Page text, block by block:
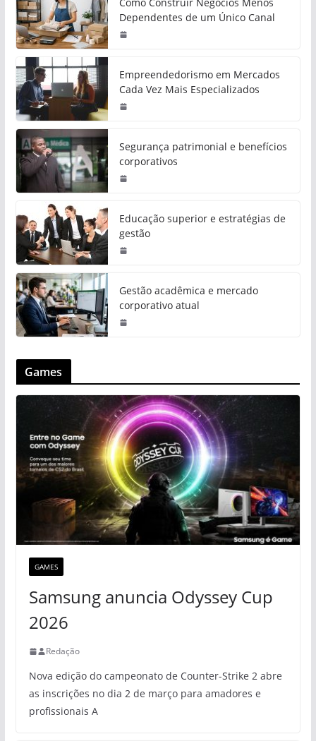
Como Construir Negócios Menos
Dependentes de um Único Canal
Empreendedorismo em Mercados
Cada Vez Mais Especializados
Segurança patrimonial e benefícios
corporativos
Educação superior e estratégias de
gestão
Gestão acadêmica e mercado
corporativo atual
Games
GAMES
Samsung anuncia Odyssey Cup
2026
Redação
Nova edição do campeonato de Counter-Strike 2 abre
as inscrições no dia 2 de março para amadores e
profissionais A